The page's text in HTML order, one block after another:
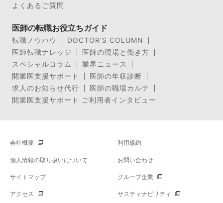
よくあるご質問
医師の転職お役立ちガイド
転職ノウハウ
DOCTOR’S COLUMN
医師転職ナレッジ
医師の現場と働き方
スペシャルコラム
業界ニュース
開業医支援サポート
医師の年収診断
求人のお知らせ代行
医師の職場カルテ
開業医支援サポート ご利用者インタビュー
会社概要 利用規約
個人情報の取り扱いについて お問い合わせ
サイトマップ グループ企業
アクセス サスティナビリティ